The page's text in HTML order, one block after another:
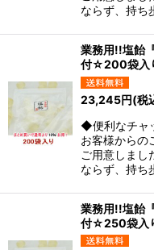
ならず、持
業務用!!塩飴
付☆200袋入
23,245円(税
◆便利なチャ
お客様からの
ご用意しまし
ならず、持
業務用!!塩飴
付☆250袋入